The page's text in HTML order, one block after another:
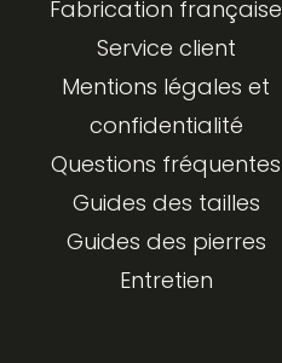
Fabrication française
Service client
Mentions légales et
confidentialité
Questions fréquentes
Guides des tailles
Guides des pierres
Entretien